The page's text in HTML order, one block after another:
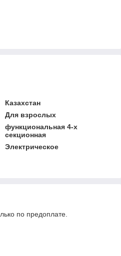
Казахстан
Для взрослых
функциональная 4-х
секционная
Электрическое
по предоплате.